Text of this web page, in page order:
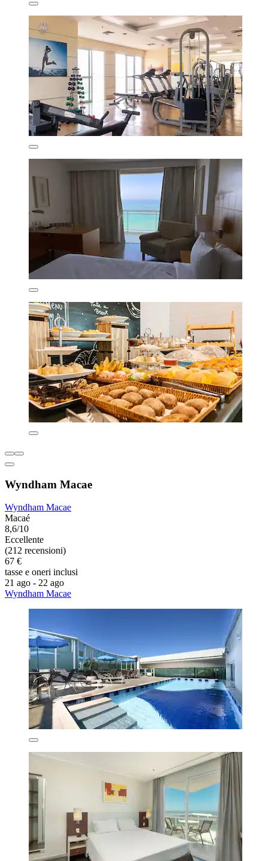
Wyndham Macae
Wyndham Macae
Macaé
8,6/10
Eccellente
(212 recensioni)
67 €
tasse e oneri inclusi
21 ago - 22 ago
Wyndham Macae